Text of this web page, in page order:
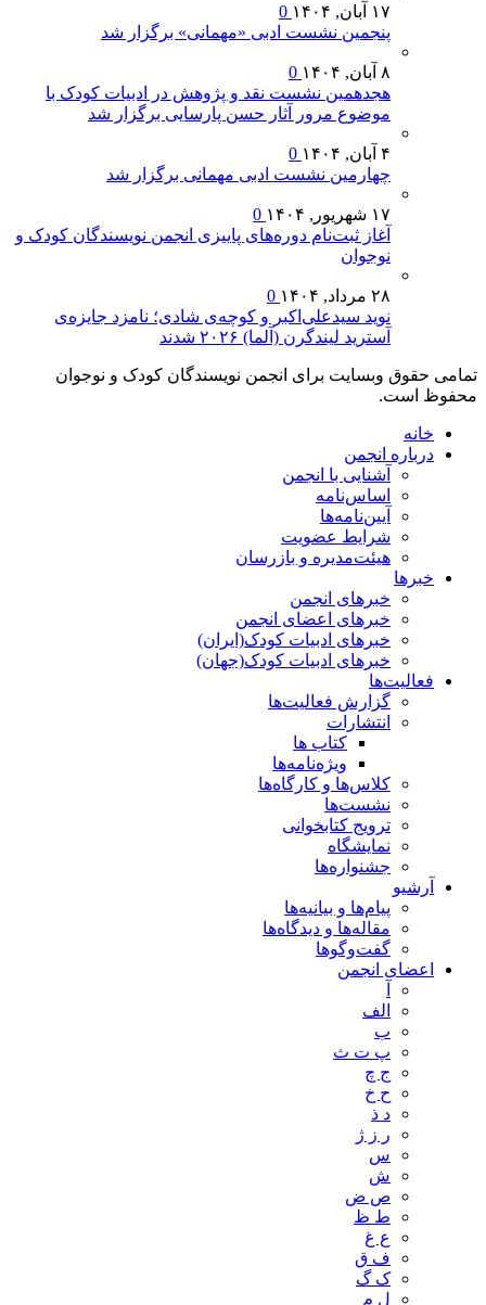
۱۷ آبان, ۱۴۰۴
پنجمین نشست ادبی «مهمانی» برگزار شد
۸ آبان, ۱۴۰۴
هجدهمین نشست نقد و پژوهش در ادبیات کودک با
موضوع مرور آثار حسن پارسایی برگزار شد
۴ آبان, ۱۴۰۴
چهارمین نشست ادبی مهمانی برگزار شد
۱۷ شهریور, ۱۴۰۴
آغاز ثبت‌نام دوره‌های پاییزی انجمن نویسندگان کودک و
نوجوان
۲۸ مرداد, ۱۴۰۴
نوید سیدعلی‌اکبر و کوچه‌ی شادی؛ نامزد جایزه‌ی
آسترید لیندگرن (آلما) ۲۰۲۶ شدند
تمامی حقوق وبسایت برای انجمن نویسندگان کودک و نوجوان
محفوظ است.
خانه
درباره انجمن
آشنایی با انجمن
اساس‌نامه
آیین‌نامه‌ها
شرایط عضویت
هیئت‌مدیره و بازرسان
خبرها
خبرهای انجمن
خبرهای اعضای انجمن
خبرهای ادبیات کودک(ایران)
خبرهای ادبیات کودک(جهان)
فعالیت‌ها
گزارش فعالیت‌ها
انتشارات
کتاب ها
ویژه‌نامه‌ها
کلاس‌ها و کارگاه‌ها
نشست‌ها
ترویج کتابخوانی
نمایشگاه
جشنواره‌ها
آرشیو
پیام‌ها و بیانیه‌ها
مقاله‌ها و دیدگاه‌ها
گفت‌وگوها
اعضای انجمن
الف
ب
پ ت ث
ج چ
ح خ
د ذ
ر ز ژ
س
ش
ص ض
ط ظ
ع غ
ف ق
ک گ
ل م